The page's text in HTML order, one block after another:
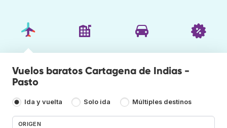
Vuelos baratos Cartagena de Indias -
Pasto
Ida y vuelta Solo ida Múltiples destinos
ORIGEN